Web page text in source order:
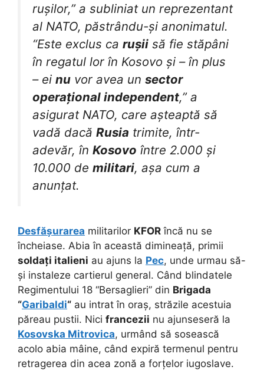
rușilor,” a subliniat un reprezentant
al NATO, păstrându-și anonimatul.
“Este exclus ca rușii să fie stăpâni
în regatul lor în Kosovo și – în plus
– ei nu vor avea un sector
operațional independent,” a
asigurat NATO, care așteaptă să
vadă dacă Rusia trimite, într-
adevăr, în Kosovo între 2.000 și
10.000 de militari, așa cum a
anunțat.
Desfășurarea militarilor KFOR încă nu se
încheiase. Abia în această dimineață, primii
soldați italieni au ajuns la Pec, unde urmau să-
și instaleze cartierul general. Când blindatele
Regimentului 18 “Bersaglieri” din Brigada
“Garibaldi“ au intrat în oraș, străzile acestuia
păreau pustii. Nici francezii nu ajunseseră la
Kosovska Mitrovica, urmând să sosească
acolo abia mâine, când expiră termenul pentru
retragerea din acea zonă a forțelor iugoslave.